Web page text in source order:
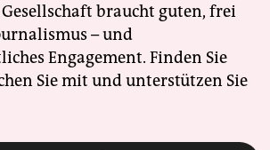
braucht guten, frei
– und
Engagement. Finden Sie
Sie mit und unterstützen Sie